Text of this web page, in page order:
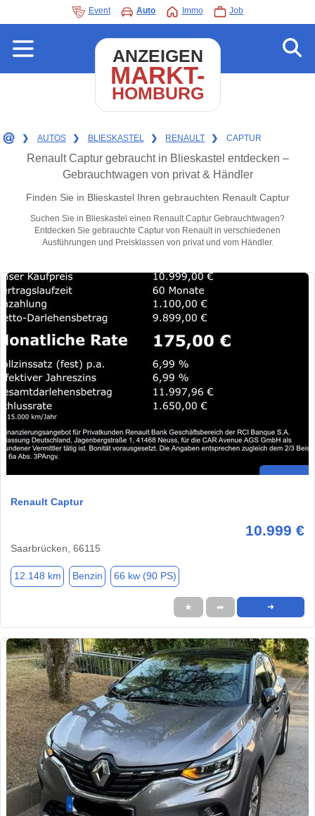
Event Auto Immo Job
ANZEIGEN
MARKT-
HOMBURG
❯ AUTOS ❯ BLIESKASTEL ❯ RENAULT ❯ CAPTUR
Renault Captur gebraucht in Blieskastel entdecken –
Gebrauchtwagen von privat & Händler
Finden Sie in Blieskastel Ihren gebrauchten Renault Captur
Suchen Sie in Blieskastel einen Renault Captur Gebrauchtwagen?
Entdecken Sie gebrauchte Captur von Renault in verschiedenen
Ausführungen und Preisklassen von privat und vom Händler.
Renault Captur
10.999 €
Saarbrücken, 66115
12.148 km Benzin 66 kw (90 PS)
★ ➦ ➜